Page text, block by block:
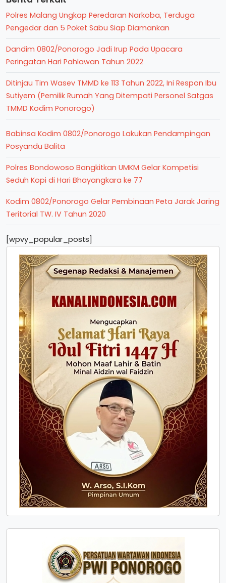
Polres Malang Ungkap Peredaran Narkoba, Terduga
Pengedar dan 5 Poket Sabu Siap Diamankan
Dandim 0802/Ponorogo Jadi Irup Pada Upacara
Peringatan Hari Pahlawan Tahun 2022
Ditinjau Tim Wasev TMMD ke 113 Tahun 2022, Ini Respon Ibu
Sutiyem (Pemilik Rumah Yang Ditempati Personel Satgas
TMMD Kodim Ponorogo)
Babinsa Kodim 0802/Ponorogo Lakukan Pendampingan
Posyandu Balita
Polres Bondowoso Bangkitkan UMKM Gelar Kompetisi
Seduh Kopi di Hari Bhayangkara ke 77
Kodim 0802/Ponorogo Gelar Pembinaan Peta Jarak Jaring
Teritorial TW. IV Tahun 2020
[wpvy_popular_posts]